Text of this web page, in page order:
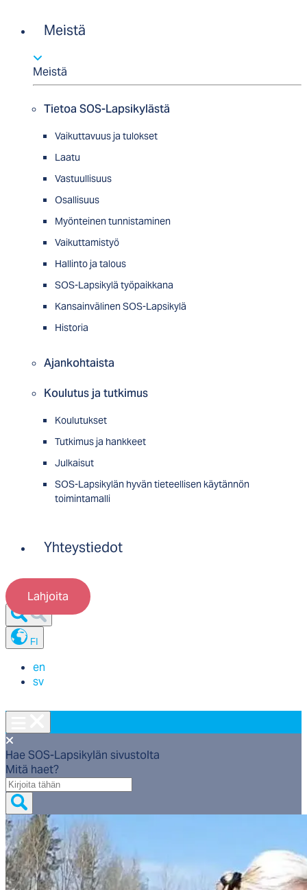
Meistä
Meistä
Tietoa SOS-Lapsikylästä
Vaikuttavuus ja tulokset
Laatu
Vastuullisuus
Osallisuus
Myön­tei­nen tun­nis­ta­minen
Vaikuttamistyö
Hallinto ja talous
SOS-Lapsikylä työpaikkana
Kansainvälinen SOS-Lapsikylä
Historia
Ajankohtaista
Koulutus ja tutkimus
Koulutukset
Tutkimus ja hankkeet
Julkaisut
SOS-Lapsikylän hyvän tieteellisen käytännön
toimintamalli
Yhteystiedot
Lahjoita
FI
en
sv
Hae SOS-Lapsikylän sivustolta
Mitä haet?
Mitä
haet?